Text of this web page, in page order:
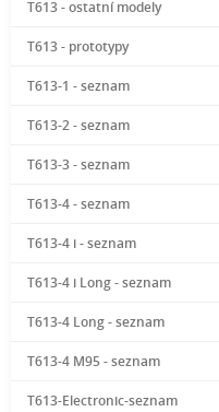
T613 - ostatní modely
T613 - prototypy
T613-1 - seznam
T613-2 - seznam
T613-3 - seznam
T613-4 - seznam
T613-4 i - seznam
T613-4 i Long - seznam
T613-4 Long - seznam
T613-4 M95 - seznam
T613-Electronic-seznam